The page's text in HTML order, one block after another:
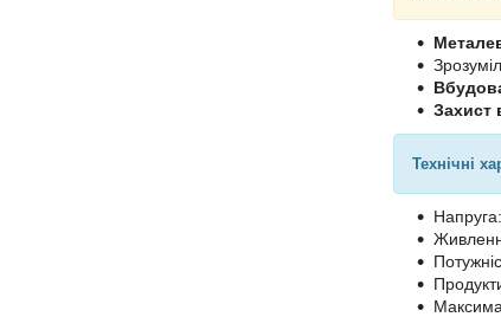
Захист
Технічні